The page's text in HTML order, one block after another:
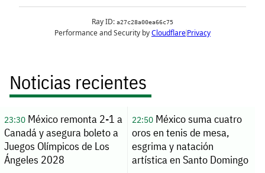
Noticias recientes
23:30México remonta 2-1 a
Canadá y asegura boleto a
Juegos Olímpicos de Los
Ángeles 2028
22:50México suma cuatro
oros en tenis de mesa,
esgrima y natación
artística en Santo Domingo